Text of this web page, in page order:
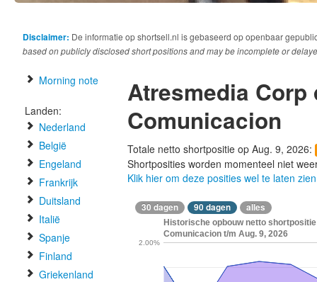
Disclaimer: De informatie op shortsell.nl is gebaseerd op openbaar
based on publicly disclosed short positions and may be incomplete or
Morning note
Landen:
Nederland
België
Engeland
Frankrijk
Duitsland
Italië
Spanje
Finland
Griekenland
Atresmedia Corp
Comunicacion
Totale netto shortpositie op Aug. 9, 2026:
Shortposities worden momenteel niet
Klik hier om deze posities wel te laten zien
30 dagen 90 dagen alles
Historische opbouw netto
Comunicacion t/m Aug. 9, 2026
2.00%